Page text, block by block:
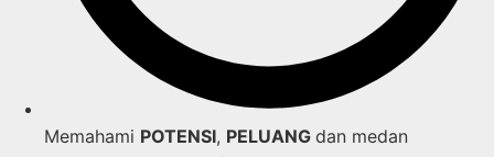
Memahami POTENSI, PELUANG dan medan